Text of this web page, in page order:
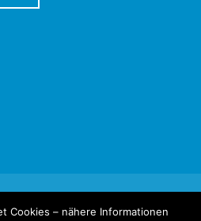
Cookies – nähere Informationen